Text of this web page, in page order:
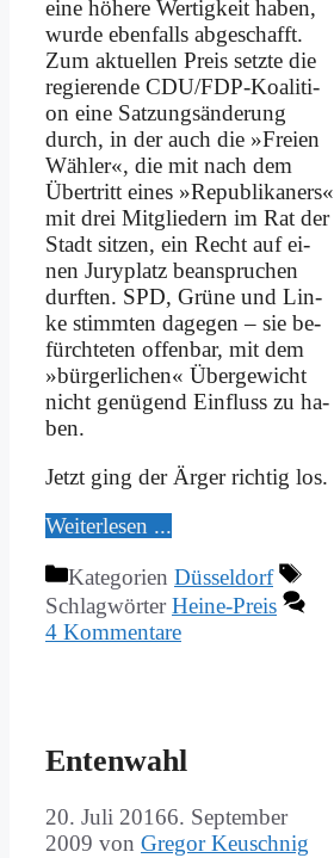
ei­ne hö­he­re Wer­tig­keit ha­ben,
wur­de eben­falls ab­ge­schafft.
Zum ak­tu­el­len Preis setz­te die
re­gie­ren­de CDU/FDP-Ko­ali­ti­
on ei­ne Sat­zungs­än­de­rung
durch, in der auch die »Frei­en
Wäh­ler«, die mit nach dem
Über­tritt ei­nes »Re­pu­bli­ka­ners«
mit drei Mit­glie­dern im Rat der
Stadt sit­zen, ein Recht auf ei­
nen Ju­ry­platz be­an­spru­chen
durf­ten. SPD, Grü­ne und Lin­
ke stimm­ten da­ge­gen – sie be­
fürch­te­ten of­fen­bar, mit dem
»bür­ger­li­chen« Über­ge­wicht
nicht ge­nü­gend Ein­fluss zu ha­
ben.
Jetzt ging der Är­ger rich­tig los.
Wei­ter­le­sen ...
Kategorien Düsseldorf
SchlagwörterHeine-Preis
4 Kommentare
En­ten­wahl
20. Juli 20166. September
2009 von Gregor Keuschnig